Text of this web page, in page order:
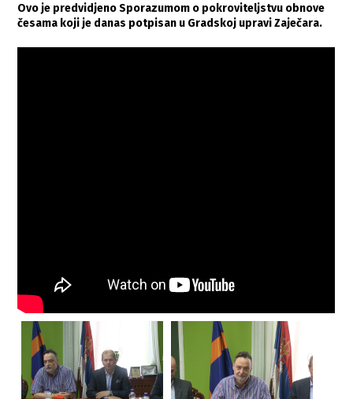
Ovo je predvidjeno Sporazumom o pokroviteljstvu obnove
česama koji je danas potpisan u Gradskoj upravi Zaječara.